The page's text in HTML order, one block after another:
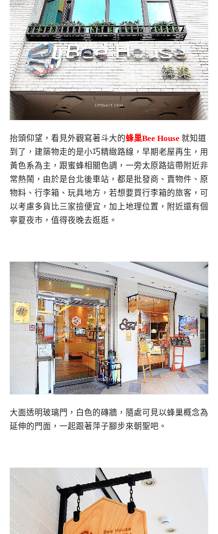
抬頭仰望，看見外觀寫著斗大的蜂巢Bee House 就知道
到了，建築物走的是小巧精緻路線，早期老屋再生，用
黃色系為主，跟蜜蜂相關色調，一旁太原路這帶附近非
常熱鬧，由於是台北後車站，都是批發商、賣物件、原
物料、行李箱、玩具地方，若想要買行李箱的旅客，可
以考慮多貨比三家撿便宜，加上地理位置，附近還有個
寧夏夜市，值得夜晚去逛逛。
大面透明玻璃門，白色的磚牆，隨處可見以蜂巢概念為
延伸的門面，一起跟著萍子腳步來朝聖吧。